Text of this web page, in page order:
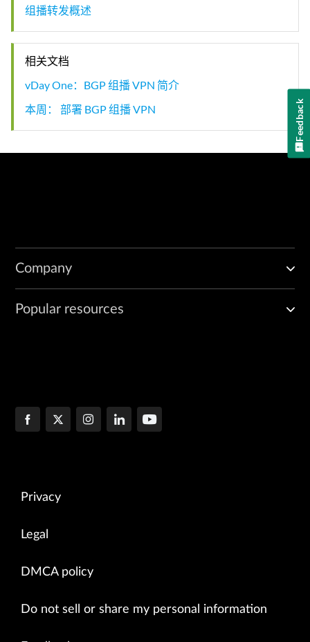
组播转发概述
相关文档
vDay One：BGP 组播 VPN 简介
本周： 部署 BGP 组播 VPN
Company
Popular resources
Privacy
Legal
DMCA policy
Do not sell or share my personal information
Feedback